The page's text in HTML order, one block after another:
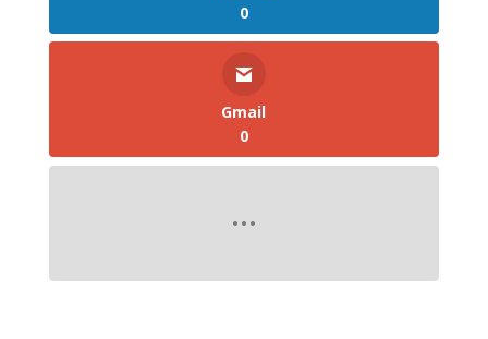
0
Gmail
0